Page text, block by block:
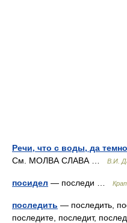
Речи, что с воды, да
См. МОЛВА СЛАВА …
В.И.
посидел — последи …
последить — последить,
последите, последит,